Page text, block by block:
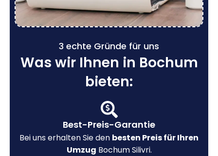
3 echte Gründe für uns
Was wir Ihnen in Bochum
bieten:
Best-Preis-Garantie
Bei uns erhalten Sie den besten Preis für Ihren
Umzug Bochum Silivri.